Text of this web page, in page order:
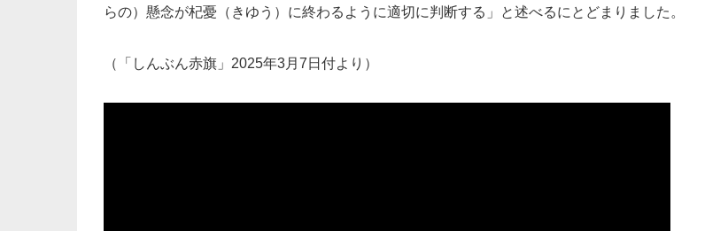
らの）懸念が杞憂（きゆう）に終わるように適切に判断する」と述べるにとどまりました。
（「しんぶん赤旗」2025年3月7日付より）